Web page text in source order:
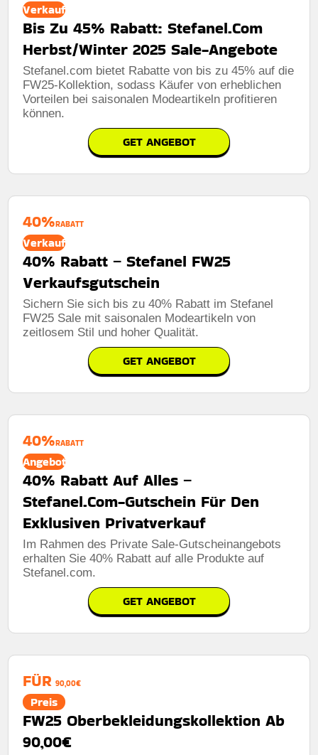
Verkauf
Bis Zu 45% Rabatt: Stefanel.Com
Herbst/Winter 2025 Sale-Angebote
Stefanel.com bietet Rabatte von bis zu 45% auf die
FW25-Kollektion, sodass Käufer von erheblichen
Vorteilen bei saisonalen Modeartikeln profitieren
können.
GET ANGEBOT
40%RABATT
Verkauf
40% Rabatt – Stefanel FW25
Verkaufsgutschein
Sichern Sie sich bis zu 40% Rabatt im Stefanel
FW25 Sale mit saisonalen Modeartikeln von
zeitlosem Stil und hoher Qualität.
GET ANGEBOT
40%RABATT
Angebot
40% Rabatt Auf Alles –
Stefanel.Com-Gutschein Für Den
Exklusiven Privatverkauf
Im Rahmen des Private Sale-Gutscheinangebots
erhalten Sie 40% Rabatt auf alle Produkte auf
Stefanel.com.
GET ANGEBOT
FÜR 90,00€
Preis
FW25 Oberbekleidungskollektion Ab
90,00€